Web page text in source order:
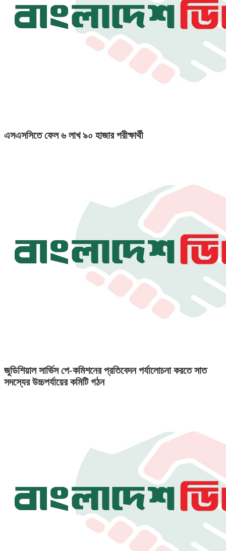
এসএসসিতে ফেল ৬ লাখ ৯০ হাজার পরীক্ষার্থী
জুডিশিয়াল সার্ভিস পে-কমিশনের প্রতিবেদন পর্যালোচনা করতে সাত
সদস্যের উচ্চপর্যায়ের কমিটি গঠন